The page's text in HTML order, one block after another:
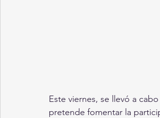
Este viernes, se llevó a
pretende fomentar la